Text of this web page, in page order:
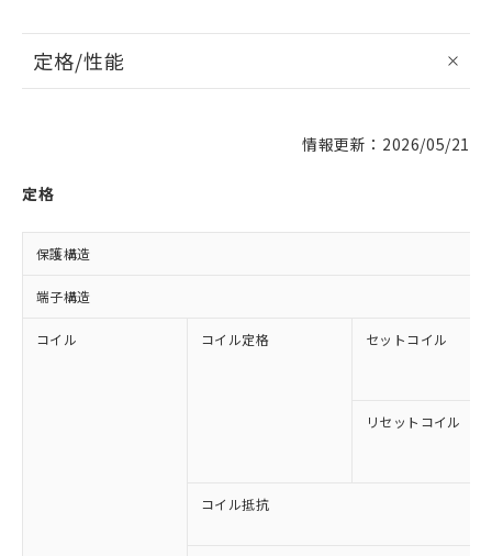
定格/性能
情報更新：2026/05/21
定格
保護構造
端子構造
コイル コイル定格 セットコイル
リセットコイル
コイル抵抗